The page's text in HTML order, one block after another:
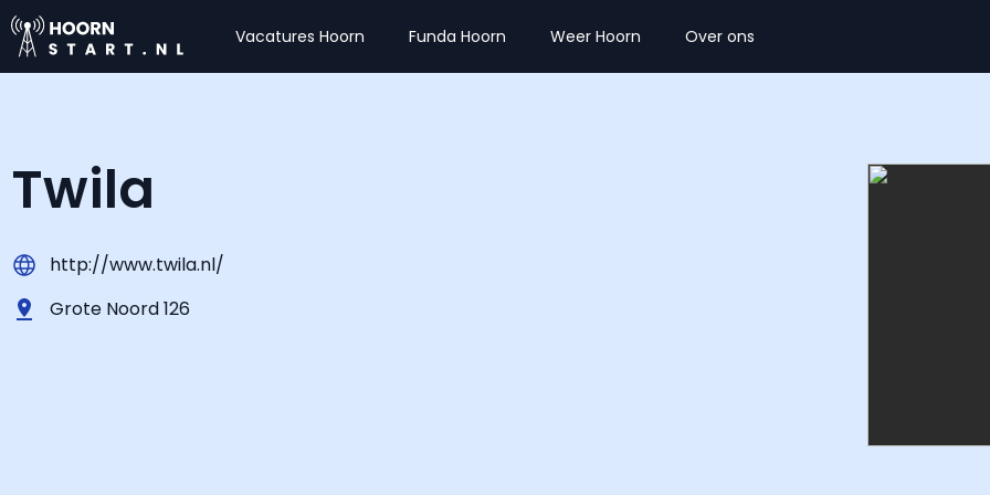
Vacatures Hoorn Funda Hoorn Weer Hoorn Over ons
Twila
http://www.twila.nl/
Grote Noord 126